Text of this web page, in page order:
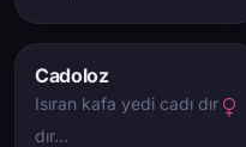
Cadoloz
Isıran kafa yedi cadı dır
dır…